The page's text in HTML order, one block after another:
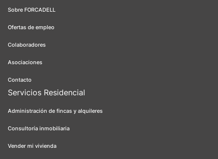
Sobre FORCADELL
Ofertas de empleo
Colaboradores
Asociaciones
Contacto
Servicios Residencial
Administración de fincas y alquileres
Consultoría inmobiliaria
Vender mi vivienda